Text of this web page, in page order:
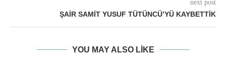
next post
ŞAIR SAMIT YUSUF TÜTÜNCÜ’YÜ KAYBETTIK
YOU MAY ALSO LIKE